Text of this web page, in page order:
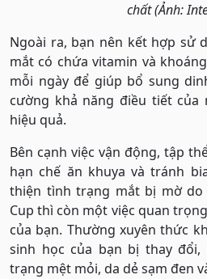
chất (Ảnh:
Ngoài ra, bạn nên kết hợp sử
mắt có chứa vitamin và
mỗi ngày để giúp bổ sung
cường khả năng điều tiết
hiệu quả.
Bên cạnh việc vận động, tập
hạn chế ăn khuya và tránh
thiện tình trạng mắt bị mờ do
Cup thì còn một việc quan
của bạn. Thường xuyên thức
sinh học của bạn bị thay
trạng mệt mỏi, da dẻ sạm đen